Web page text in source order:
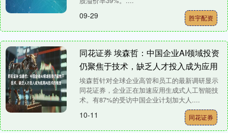
09-29 胜宇配资
同花证券 埃森哲：中国企业AI领域投资
仍聚焦于技术，缺乏人才投入成为应用
AI技术的挑战
埃森哲针对全球企业高管和员工的最新调研显示
同花证券，企业正在加速应用生成式人工智能技
术。有87%的受访中国企业计划加大人....
10-11 同花证券